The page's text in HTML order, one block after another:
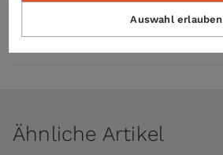
Ähnliche Artikel
Auswahl erlauben